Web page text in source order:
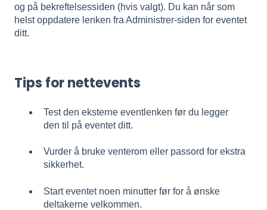
og på bekreftelsessiden (hvis valgt). Du kan når som
helst oppdatere lenken fra Administrer-siden for eventet
ditt.
Tips for nettevents
Test den eksterne eventlenken før du legger
den til på eventet ditt.
Vurder å bruke venterom eller passord for ekstra
sikkerhet.
Start eventet noen minutter før for å ønske
deltakerne velkommen.